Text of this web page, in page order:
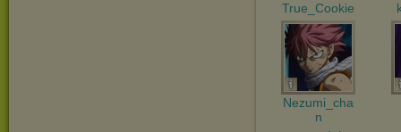
True_Cookie
Nezumi_cha
n